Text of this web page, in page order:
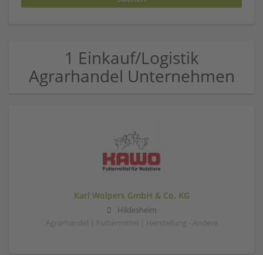
1 Einkauf/Logistik
Agrarhandel Unternehmen
Karl Wolpers GmbH & Co. KG
Hildesheim
Agrarhandel | Futtermittel | Herstellung - Andere